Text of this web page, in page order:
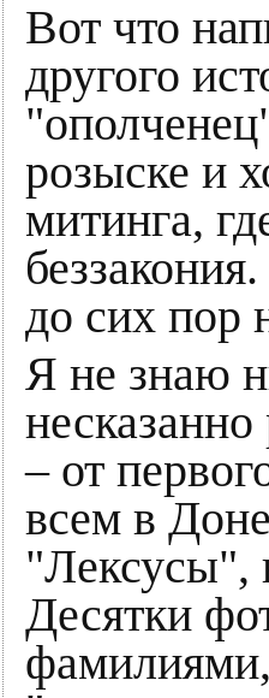
Вот что
другого
розыске и
митинга,
до сих пор
Я не знаю
– от
всем в
"Лексусы",
Десятки